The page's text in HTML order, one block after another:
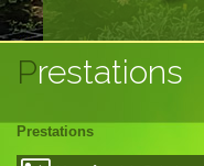
Prestations
Prestations